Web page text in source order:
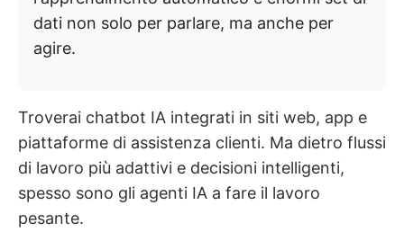
dati non solo per parlare, ma anche per
agire.
Troverai chatbot IA integrati in siti web, app e
piattaforme di assistenza clienti. Ma dietro flussi
di lavoro più adattivi e decisioni intelligenti,
spesso sono gli agenti IA a fare il lavoro
pesante.